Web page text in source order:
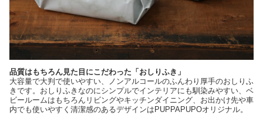
品質はもちろん見た目にこだわった「おしりふき」
大容量で大判で使いやすい、ノンアルコールのふんわり厚手のおしりふ
きです。おしりふきなのにシンプルでインテリアにも馴染みやすい、ベ
ビールームはもちろんリビングやキッチンダイニング、お出かけ先や車
内でも使いやすく清潔感のあるデザインはPUPPAPUPOオリジナル。